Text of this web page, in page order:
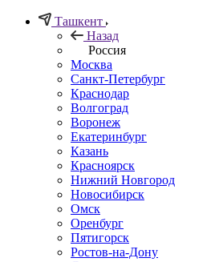
Ташкент
Назад
Россия
Москва
Санкт-Петербург
Краснодар
Волгоград
Воронеж
Екатеринбург
Казань
Красноярск
Нижний Новгород
Новосибирск
Омск
Оренбург
Пятигорск
Ростов-на-Дону